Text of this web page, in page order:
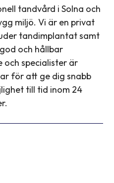
tandvård i Solna och
miljö. Vi är en privat
tandimplantat samt
och hållbar
och specialister är
för att ge dig snabb
till tid inom 24